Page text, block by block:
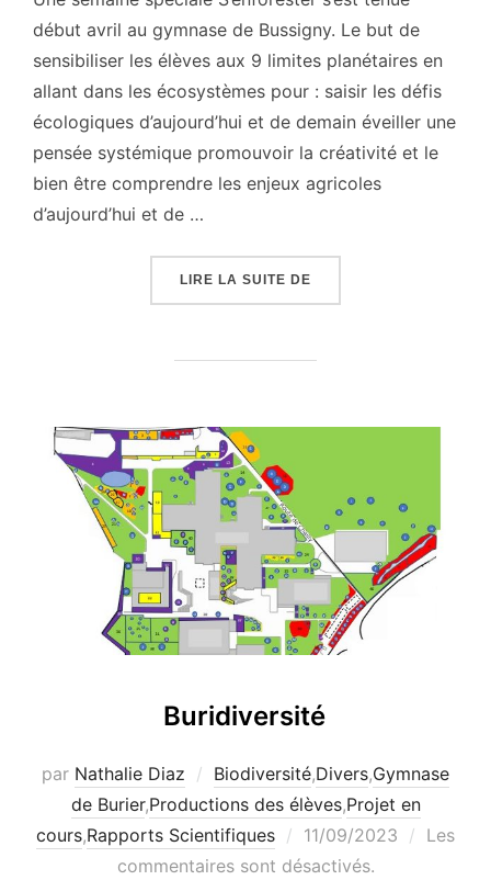
début avril au gymnase de Bussigny. Le but de
sensibiliser les élèves aux 9 limites planétaires en
allant dans les écosystèmes pour : saisir les défis
écologiques d’aujourd’hui et de demain éveiller une
pensée systémique promouvoir la créativité et le
bien être comprendre les enjeux agricoles
d’aujourd’hui et de …
LIRE LA SUITE DE
Buridiversité
par Nathalie Diaz Biodiversité,Divers,Gymnase
de Burier,Productions des élèves,Projet en
cours,Rapports Scientifiques
Publié
le
11/09/2023
Les
commentaires sont désactivés.